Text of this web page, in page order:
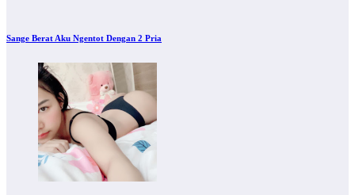
Sange Berat Aku Ngentot Dengan 2 Pria